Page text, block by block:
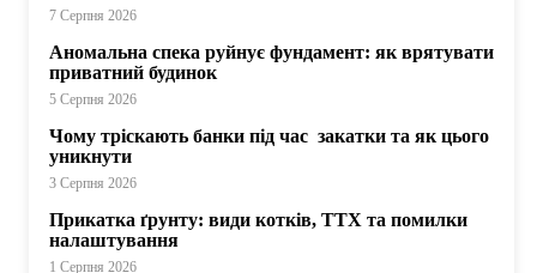
7 Серпня 2026
Аномальна спека руйнує фундамент: як врятувати
приватний будинок
5 Серпня 2026
Чому тріскають банки під час закатки та як цього
уникнути
3 Серпня 2026
Прикатка ґрунту: види котків, ТТХ та помилки
налаштування
1 Серпня 2026